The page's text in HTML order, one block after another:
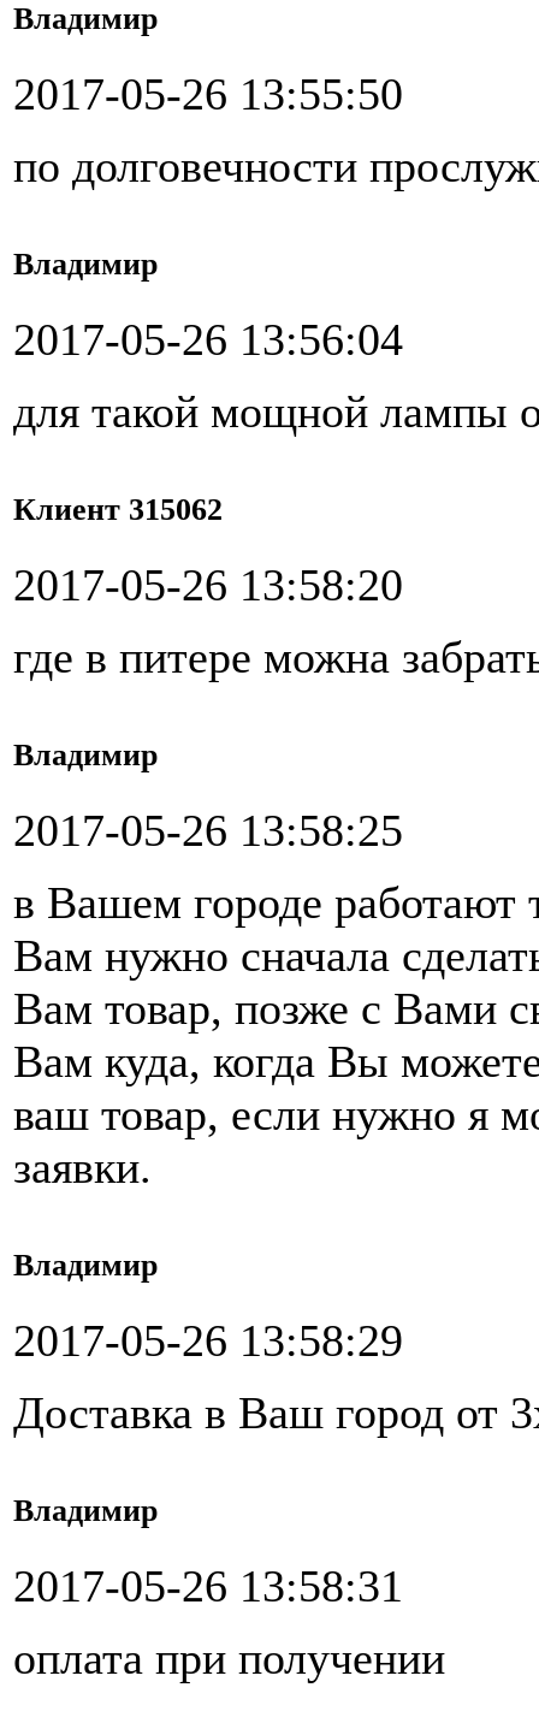
Владимир
2017-05-26 13:55:50
по долговечности
Владимир
2017-05-26 13:56:04
для такой мощной лампы
Клиент 315062
2017-05-26 13:58:20
где в питере можна
Владимир
2017-05-26 13:58:25
в Вашем городе работают
Вам нужно сначала
Вам товар, позже с Вами
Вам куда, когда Вы
ваш товар, если нужно я
заявки.
Владимир
2017-05-26 13:58:29
Доставка в Ваш город от
Владимир
2017-05-26 13:58:31
оплата при получении